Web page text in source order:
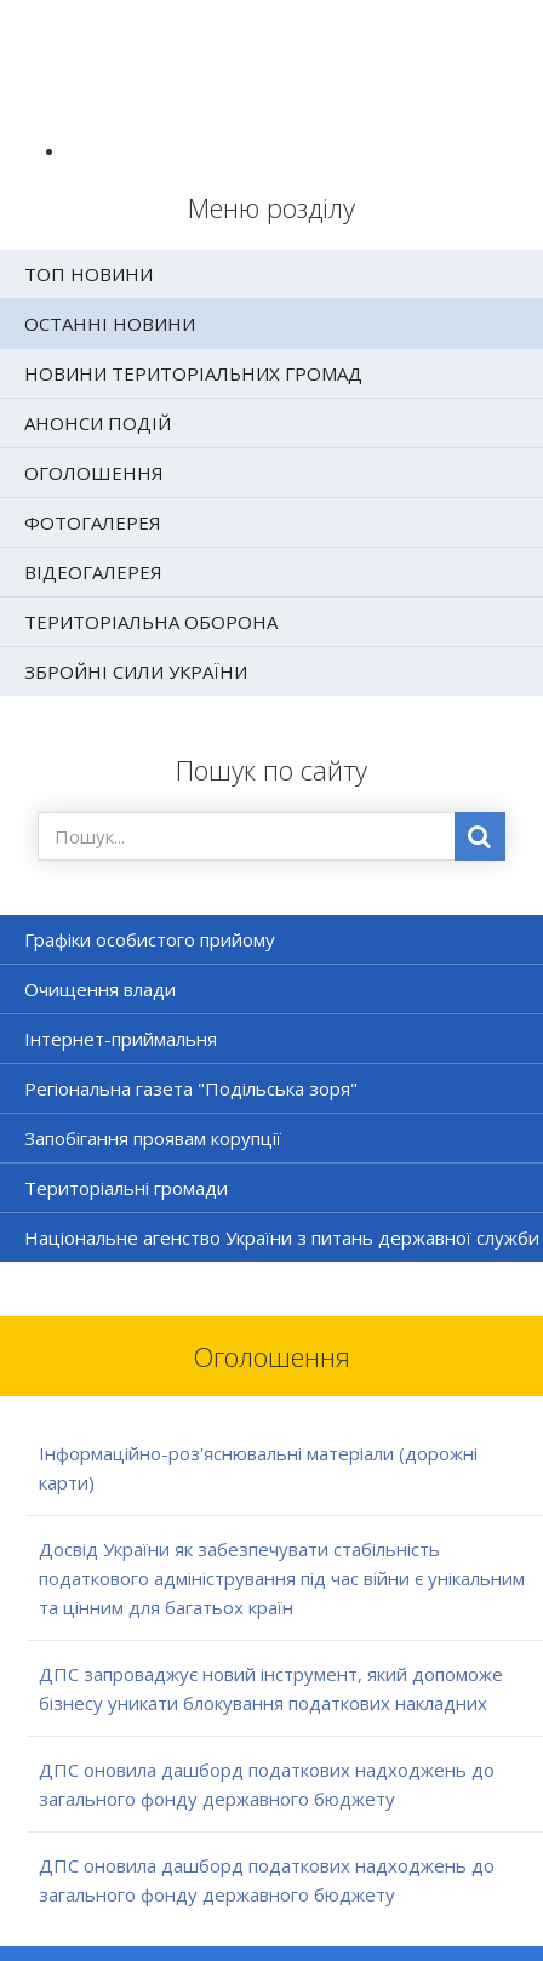
Меню розділу
ТОП НОВИНИ
ОСТАННІ НОВИНИ
НОВИНИ ТЕРИТОРІАЛЬНИХ ГРОМАД
АНОНСИ ПОДІЙ
ОГОЛОШЕННЯ
ФОТОГАЛЕРЕЯ
ВІДЕОГАЛЕРЕЯ
ТЕРИТОРІАЛЬНА ОБОРОНА
ЗБРОЙНІ СИЛИ УКРАЇНИ
Пошук по сайту
Графіки особистого прийому
Очищення влади
Інтернет-приймальня
Регіональна газета "Подільська зоря"
Запобігання проявам корупції
Територіальні громади
Національне агенство України з питань державної служби
Оголошення
Інформаційно-роз'яснювальні матеріали (дорожні
карти)
Досвід України як забезпечувати стабільність
податкового адміністрування під час війни є унікальним
та цінним для багатьох країн
ДПС запроваджує новий інструмент, який допоможе
бізнесу уникати блокування податкових накладних
ДПС оновила дашборд податкових надходжень до
загального фонду державного бюджету
ДПС оновила дашборд податкових надходжень до
загального фонду державного бюджету